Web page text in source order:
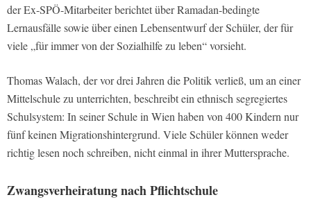
der Ex-SPÖ-Mitarbeiter berichtet über Ramadan-bedingte
Lernausfälle sowie über einen Lebensentwurf der Schüler, der für
viele „für immer von der Sozialhilfe zu leben“ vorsieht.
Thomas Walach, der vor drei Jahren die Politik verließ, um an einer
Mittelschule zu unterrichten, beschreibt ein ethnisch segregiertes
Schulsystem: In seiner Schule in Wien haben von 400 Kindern nur
fünf keinen Migrationshintergrund. Viele Schüler können weder
richtig lesen noch schreiben, nicht einmal in ihrer Muttersprache.
Zwangsverheiratung nach Pflichtschule